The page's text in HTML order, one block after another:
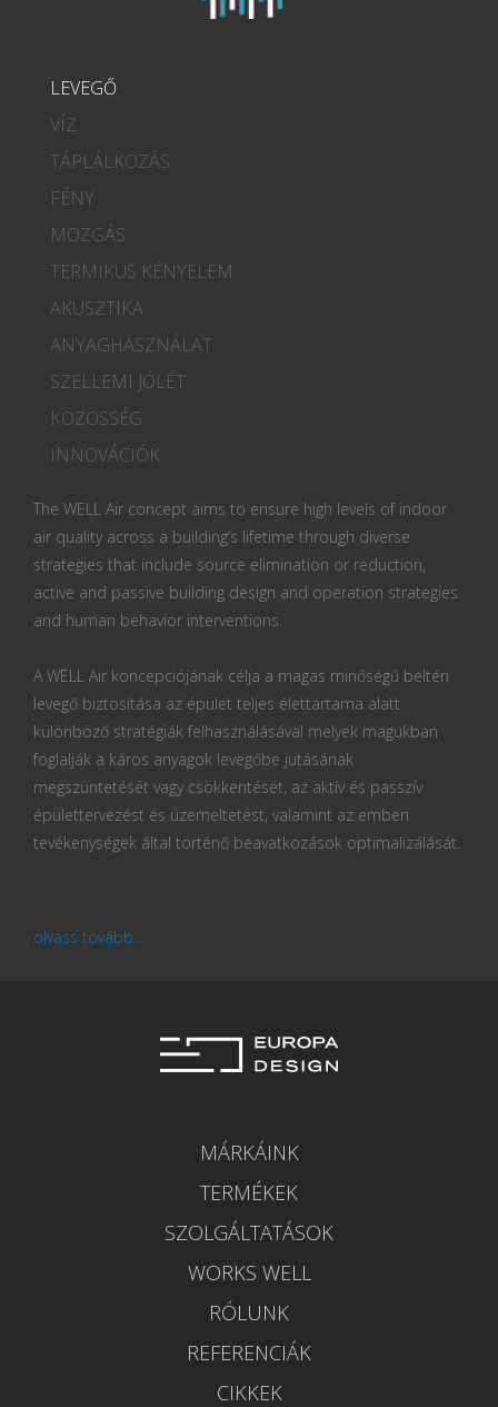
LEVEGŐ
VÍZ
TÁPLÁLKOZÁS
FÉNY
MOZGÁS
TERMIKUS KÉNYELEM
AKUSZTIKA
ANYAGHASZNÁLAT
SZELLEMI JÓLÉT
KÖZÖSSÉG
INNOVÁCIÓK
The WELL Air concept aims to ensure high levels of indoor
air quality across a building’s lifetime through diverse
strategies that include source elimination or reduction,
active and passive building design and operation strategies
and human behavior interventions.
A WELL Air koncepciójának célja a magas minőségű beltéri
levegő biztosítása az épület teljes élettartama alatt
különböző stratégiák felhasználásával melyek magukban
foglalják a káros anyagok levegőbe jutásának
megszüntetését vagy csökkentését, az aktív és passzív
épülettervezést és üzemeltetést, valamint az emberi
tevékenységek által történő beavatkozások optimalizálását.
olvass tovább...
MÁRKÁINK
TERMÉKEK
SZOLGÁLTATÁSOK
WORKS WELL
RÓLUNK
REFERENCIÁK
CIKKEK